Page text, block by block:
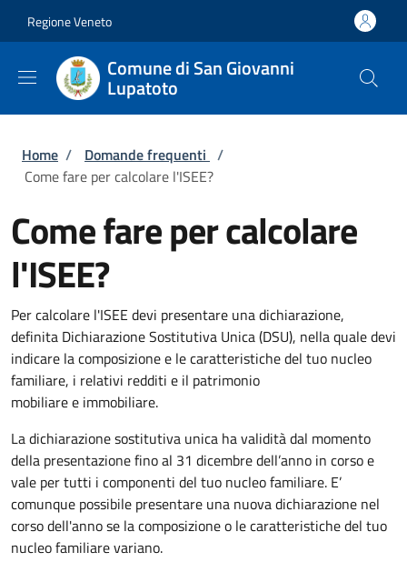
Regione Veneto
Comune di San Giovanni
Lupatoto
Briciole di pane
Home / Domande frequenti /
Come fare per calcolare l'ISEE?
Come fare per calcolare
l'ISEE?
Per calcolare l'ISEE devi presentare una dichiarazione,
definita Dichiarazione Sostitutiva Unica (DSU), nella quale devi
indicare la composizione e le caratteristiche del tuo nucleo
familiare, i relativi redditi e il patrimonio
mobiliare e immobiliare.
La dichiarazione sostitutiva unica ha validità dal momento
della presentazione fino al 31 dicembre dell’anno in corso e
vale per tutti i componenti del tuo nucleo familiare. E’
comunque possibile presentare una nuova dichiarazione nel
corso dell'anno se la composizione o le caratteristiche del tuo
nucleo familiare variano.